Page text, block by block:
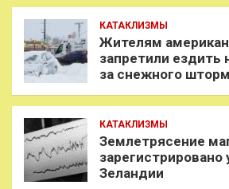
КАТАКЛИЗМЫ
Жителям
запретили ездить
за снежного
КАТАКЛИЗМЫ
Землетрясение
зарегистрировано
Зеландии